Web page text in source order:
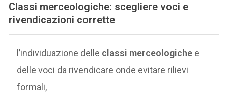
Classi merceologiche: scegliere voci e
rivendicazioni corrette
l’individuazione delle classi merceologiche e
delle voci da rivendicare onde evitare rilievi
formali,